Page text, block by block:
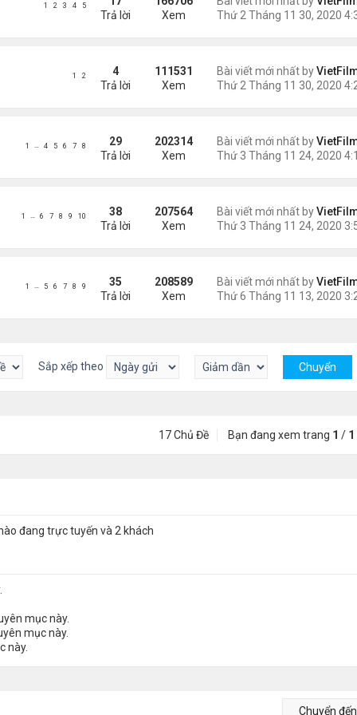
Trả lời
Xem
1 2 3 4 5
Bài viết mới nhất by
4
Trả lời
111531
Xem
1 2
Bài viết mới nhất by
29
Trả lời
202314
Xem
1 … 4 5 6 7 8
Bài viết mới nhất by
38
Trả lời
207564
Xem
1 … 6 7 8 9 10
Bài viết mới nhất by
35
Trả lời
208589
Xem
1 … 5 6 7 8 9
Sắp xếp theo
17 Chủ Đề Bạn đang xem trang 1 / 1
đang trực tuyến và 2 khách
mục này.
mục này.
này.
Chuyển đến